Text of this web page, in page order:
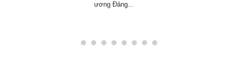
ương Đảng...